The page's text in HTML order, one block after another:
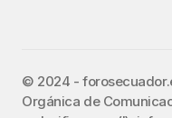
©️ 2024 -
Orgánica de